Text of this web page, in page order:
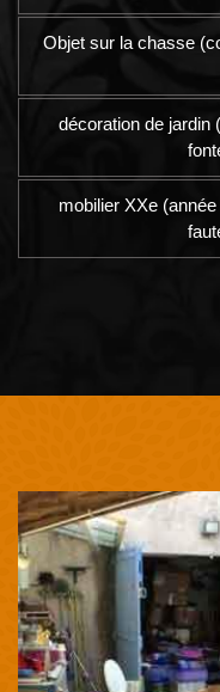
Objet sur la chasse
décoration de jardin
mobilier XXe